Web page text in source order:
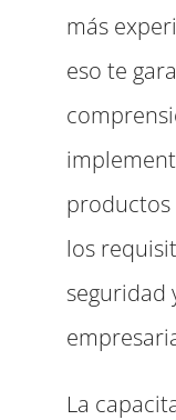
más
eso te
productos
los
seguridad
La